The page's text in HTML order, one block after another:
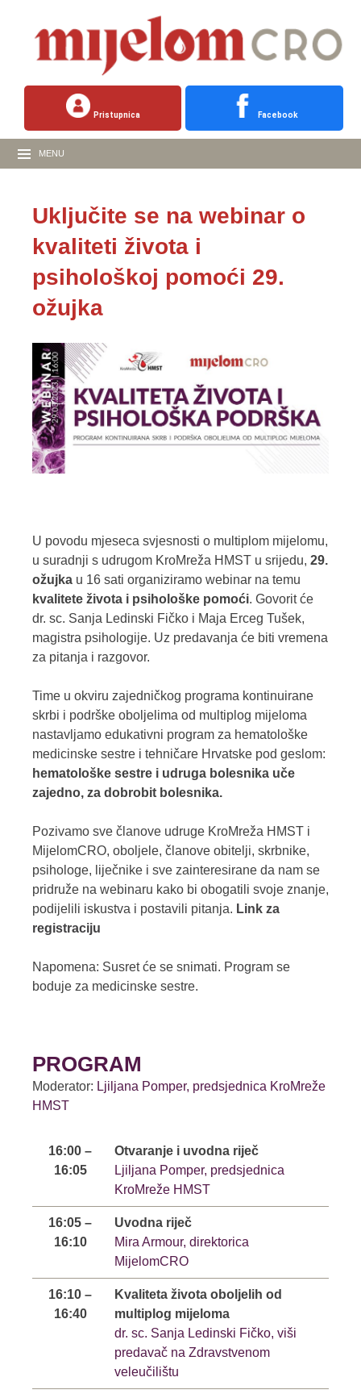
Pristupnica Facebook
MENU
Uključite se na webinar o
kvaliteti života i
psihološkoj pomoći 29.
ožujka
U povodu mjeseca svjesnosti o multiplom mijelomu,
u suradnji s udrugom KroMreža HMST u srijedu, 29.
ožujka u 16 sati organiziramo webinar na temu
kvalitete života i psihološke pomoći. Govorit će
dr. sc. Sanja Ledinski Fičko i Maja Erceg Tušek,
magistra psihologije. Uz predavanja će biti vremena
za pitanja i razgovor.
Time u okviru zajedničkog programa kontinuirane
skrbi i podrške oboljelima od multiplog mijeloma
nastavljamo edukativni program za hematološke
medicinske sestre i tehničare Hrvatske pod geslom:
hematološke sestre i udruga bolesnika uče
zajedno, za dobrobit bolesnika.
Pozivamo sve članove udruge KroMreža HMST i
MijelomCRO, oboljele, članove obitelji, skrbnike,
psihologe, liječnike i sve zainteresirane da nam se
pridruže na webinaru kako bi obogatili svoje znanje,
podijelili iskustva i postavili pitanja. Link za
registraciju
Napomena: Susret će se snimati. Program se
boduje za medicinske sestre.
PROGRAM
Moderator: Ljiljana Pomper, predsjednica KroMreže
HMST
16:00 –
16:05
Otvaranje i uvodna riječ
Ljiljana Pomper, predsjednica
KroMreže HMST
16:05 –
16:10
Uvodna riječ
Mira Armour, direktorica
MijelomCRO
16:10 –
16:40
Kvaliteta života oboljelih od
multiplog mijeloma
dr. sc. Sanja Ledinski Fičko, viši
predavač na Zdravstvenom
veleučilištu